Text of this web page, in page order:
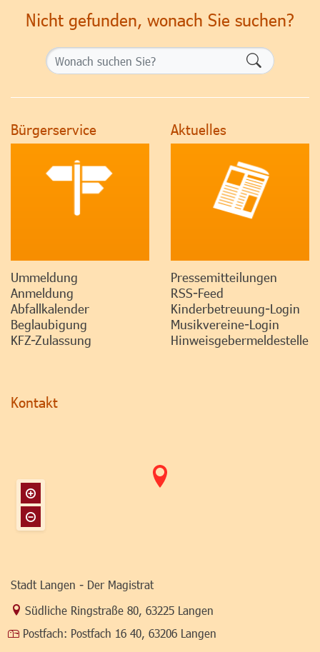
Nicht gefunden, wonach Sie suchen?
Bürgerservice
Ummeldung
Anmeldung
Abfallkalender
Beglaubigung
KFZ-Zulassung
Aktuelles
Pressemitteilungen
RSS-Feed
Kinderbetreuung-Login
Musikvereine-Login
Hinweisgebermeldestelle
Kontakt
Stadt Langen - Der Magistrat
Link zur Google-Maps Navigation
Südliche Ringstraße 80 63225 Langen
Postfach: Postfach 16 40, 63206 Langen